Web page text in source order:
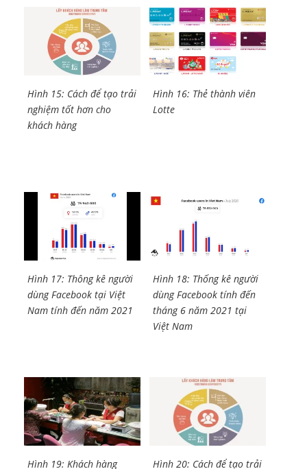
Hình 15: Cách để tạo trải
nghiệm tốt hơn cho
khách hàng
Hình 16: Thẻ thành viên
Lotte
Hình 17: Thông kê người
dùng Facebook tại Việt
Nam tính đến năm 2021
Hình 18: Thống kê người
dùng Facebook tính đến
tháng 6 năm 2021 tại
Việt Nam
Hình 19: Khách hàng Hình 20: Cách để tạo trải